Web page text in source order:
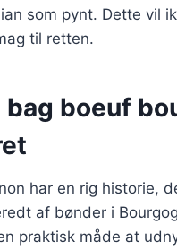
som pynt. Dette vil
til retten.
boeuf
har en rig historie,
af bønder i
praktisk måde at